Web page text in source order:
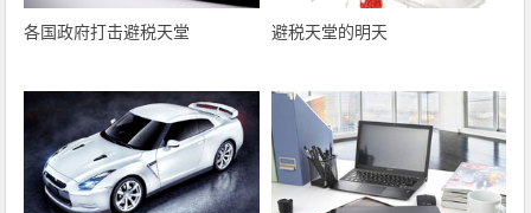
各国政府打击避税天堂 避税天堂的明天